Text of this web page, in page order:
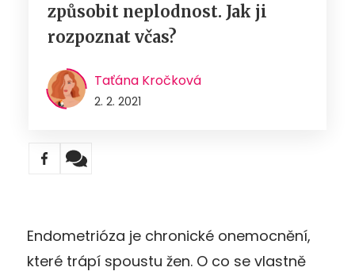
způsobit neplodnost. Jak ji
rozpoznat včas?
Taťána Kročková
2. 2. 2021
Endometrióza je chronické onemocnění,
které trápí spoustu žen. O co se vlastně